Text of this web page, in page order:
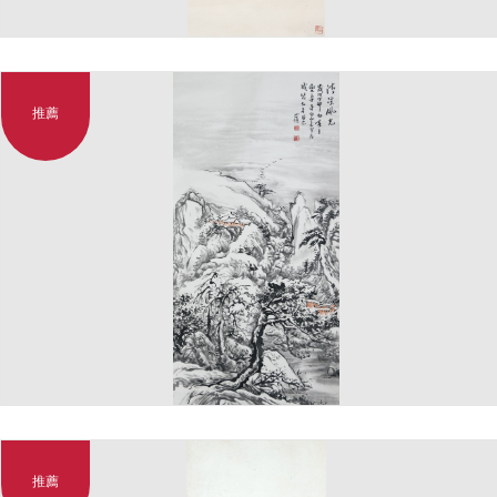
推薦
推薦